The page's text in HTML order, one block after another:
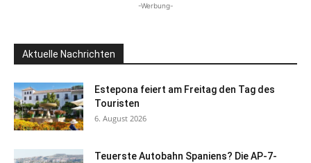
-Werbung-
Aktuelle Nachrichten
Estepona feiert am Freitag den Tag des
Touristen
6. August 2026
Teuerste Autobahn Spaniens? Die AP-7-